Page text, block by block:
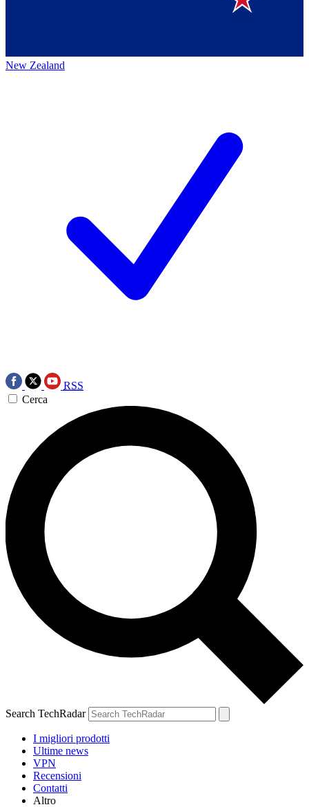
New Zealand
RSS
Cerca
Search TechRadar
I migliori prodotti
Ultime news
VPN
Recensioni
Contatti
Altro